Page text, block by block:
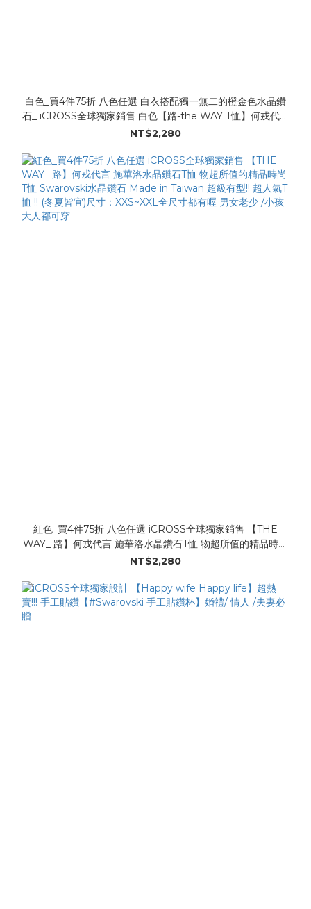
白色_買4件75折 八色任選 白衣搭配獨一無二的橙金色水晶鑽
石_ iCROSS全球獨家銷售 白色【路-the WAY T恤】何戎代言
Swarovski 是很特別~獨一無二的橙金色水晶鑽喔 100%純棉
穿
NT$2,280
紅色_買4件75折 八色任選 iCROSS全球獨家銷售 【THE
WAY_ 路】何戎代言 施華洛水晶鑽石T恤 物超所值的精品時尚
大人都可穿
NT$2,280